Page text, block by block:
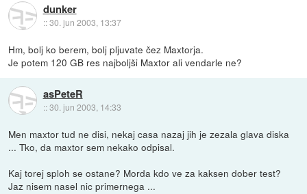
dunker
::30. jun 2003, 13:37
Hm, bolj ko berem, bolj pljuvate čez Maxtorja.
Je potem 120 GB res najboljši Maxtor ali vendarle ne?
asPeteR
::30. jun 2003, 14:33
Men maxtor tud ne disi, nekaj casa nazaj jih je zezala glava diska
... Tko, da maxtor sem nekako odpisal.
Kaj torej sploh se ostane? Morda kdo ve za kaksen dober test?
Jaz nisem nasel nic primernega ...